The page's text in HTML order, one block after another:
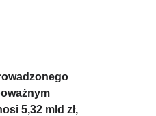
5,32 mld zł,